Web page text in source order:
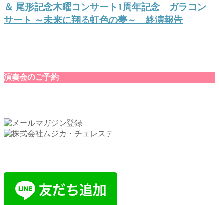
＆ 尾形記念木曜コンサート1周年記念 ガラコン
サート ～未来に翔る虹色の夢～ 終演報告
演奏会のご予約